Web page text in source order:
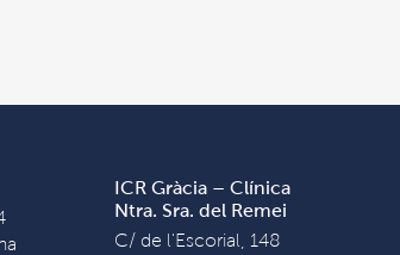
ICR Gràcia – Clínica
Ntra. Sra. del Remei
C/ de l'Escorial, 148